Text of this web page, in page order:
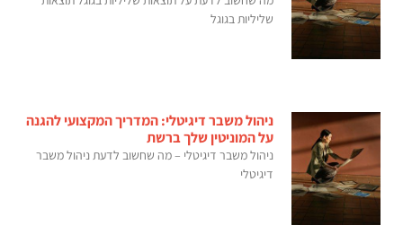
שליליות בגוגל
ניהול משבר דיגיטלי: המדריך המקצועי להגנה
על המוניטין שלך ברשת
ניהול משבר דיגיטלי – מה שחשוב לדעת ניהול משבר
דיגיטלי